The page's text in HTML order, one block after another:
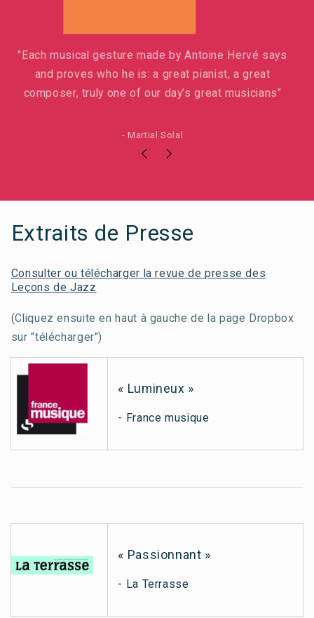
- Martial Solal
"Each musical gesture made by Antoine Hervé says
and proves who he is: a great pianist, a great
composer, truly one of our day’s great musicians"
Extraits de Presse
Consulter ou télécharger la revue de presse des
Leçons de Jazz
(Cliquez ensuite en haut à gauche de la page Dropbox
sur "télécharger")
« Lumineux »
- France musique
« Passionnant »
- La Terrasse